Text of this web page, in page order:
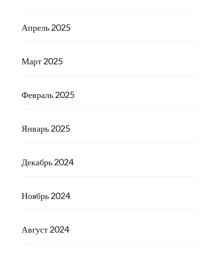
Апрель 2025
Март 2025
Февраль 2025
Январь 2025
Декабрь 2024
Ноябрь 2024
Август 2024